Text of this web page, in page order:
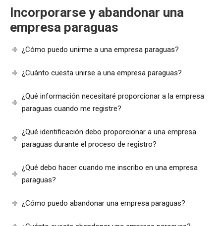
Incorporarse y abandonar una
empresa paraguas
¿Cómo puedo unirme a una empresa paraguas?
¿Cuánto cuesta unirse a una empresa paraguas?
¿Qué información necesitaré proporcionar a la empresa
paraguas cuando me registre?
¿Qué identificación debo proporcionar a una empresa
paraguas durante el proceso de registro?
¿Qué debo hacer cuando me inscribo en una empresa
paraguas?
¿Cómo puedo abandonar una empresa paraguas?